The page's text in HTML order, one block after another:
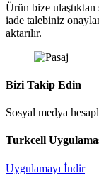
Ürün bize
iade talebiniz
aktarılır.
Bizi Takip Edin
Sosyal medya
Turkcell
Uygulamayı İndir